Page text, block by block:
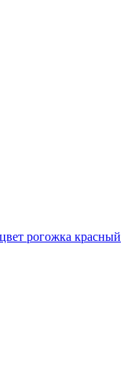
рогожка красный